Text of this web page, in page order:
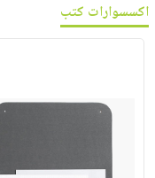
اكسسوارات كتب